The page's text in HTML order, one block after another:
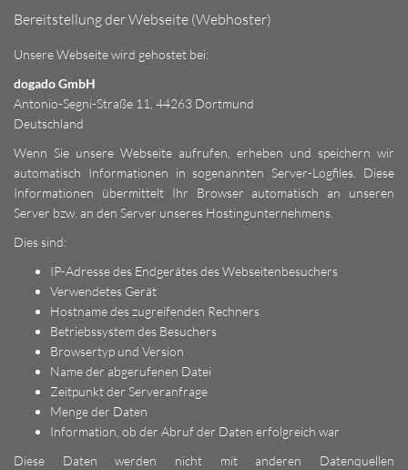
Bereitstellung der Webseite (Webhoster)
Unsere Webseite wird gehostet bei:
dogado GmbH
Antonio-Segni-Straße 11, 44263 Dortmund
Deutschland
Wenn Sie unsere Webseite aufrufen, erheben und speichern wir
automatisch Informationen in sogenannten Server-Logfiles. Diese
Informationen übermittelt Ihr Browser automatisch an unseren
Server bzw. an den Server unseres Hostingunternehmens.
Dies sind:
IP-Adresse des Endgerätes des Webseitenbesuchers
Verwendetes Gerät
Hostname des zugreifenden Rechners
Betriebssystem des Besuchers
Browsertyp und Version
Name der abgerufenen Datei
Zeitpunkt der Serveranfrage
Menge der Daten
Information, ob der Abruf der Daten erfolgreich war
Diese Daten werden nicht mit anderen Datenquellen